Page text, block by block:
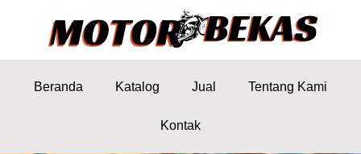
Beranda Katalog Jual Tentang Kami
Kontak